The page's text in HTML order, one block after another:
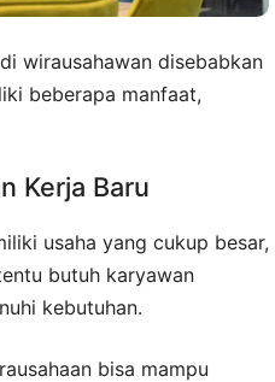
wirausahawan disebabkan
beberapa manfaat,
Kerja Baru
usaha yang cukup besar,
butuh karyawan
kebutuhan.
bisa mampu